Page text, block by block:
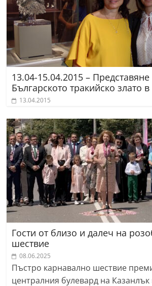
13.04-15.04.2015 –
Българското тракийско злато
13.04.2015
Гости от близо и далеч на
шествие
08.06.2025
Пъстро карнавално шествие
централния булевард на